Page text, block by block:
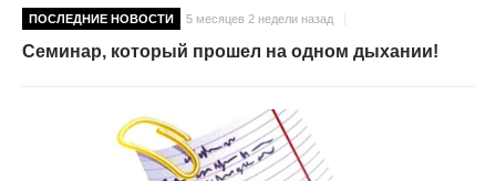
ПОСЛЕДНИЕ НОВОСТИ 5 месяцев 2 недели назад
Семинар, который прошел на одном дыхании!